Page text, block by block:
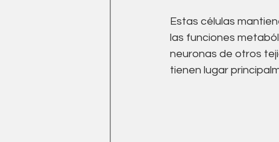
Estas células
las funciones
neuronas de otros
tienen lugar